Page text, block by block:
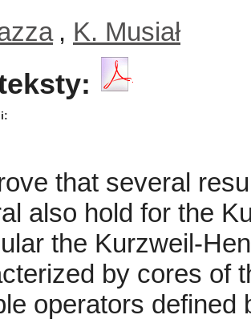
, K. Musiał
that several
also hold for the
the Kurzweil-
by cores of
operators defined